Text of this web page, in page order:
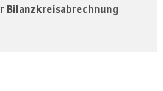
Bilanzkreisabrechnung